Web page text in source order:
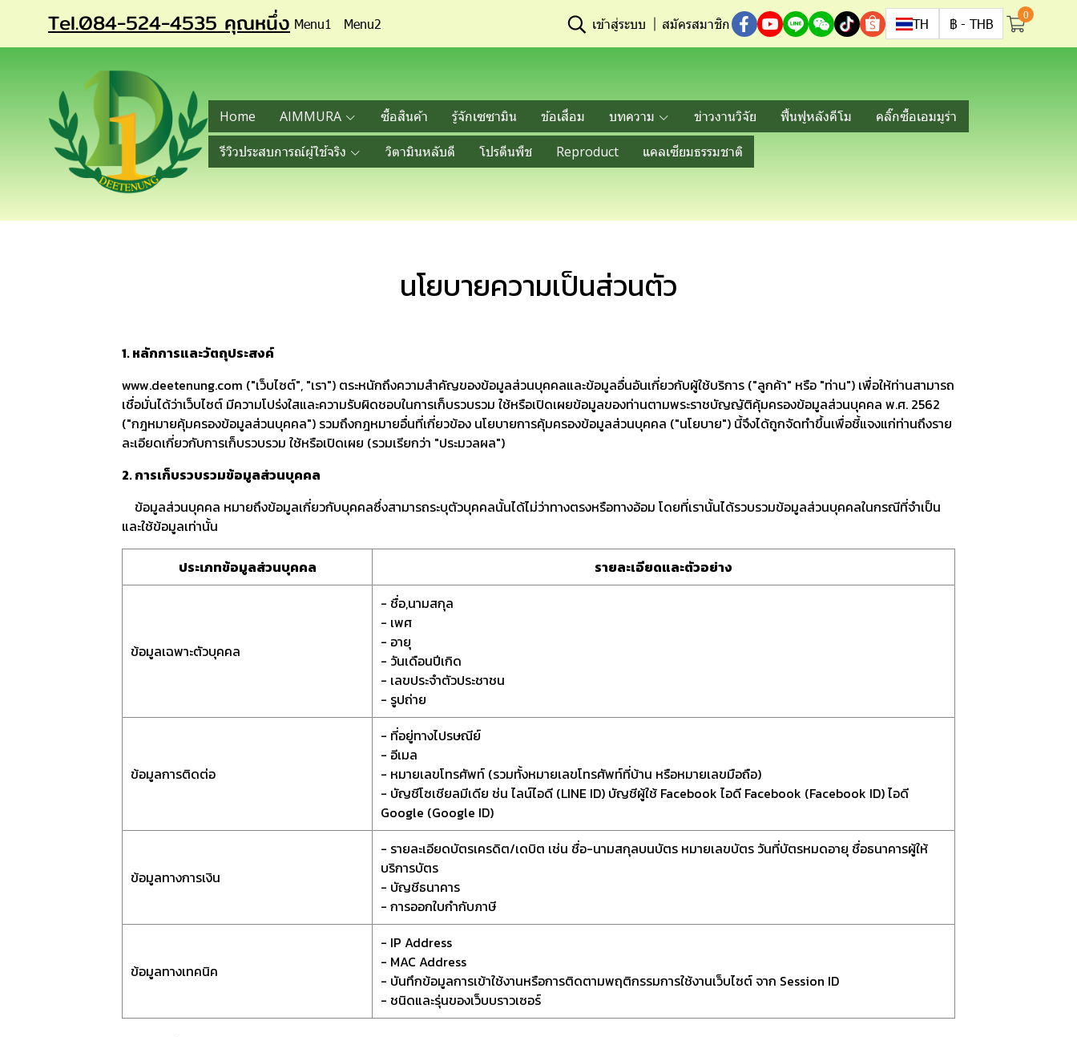
Tel.084-524-4535 คุณหนึ่ง Menu1 Menu2 เข้าสู่ระบบ สมัครสมาชิก TH ฿ - THB
0
Home AIMMURA ซื้อสินค้า รู้จักเซซามิน ข้อเสื่อม บทความ ข่าวงานวิจัย ฟื้นฟูหลังคีโม
คลิ๊กซื้อเอมมูร่า
รีวิวประสบการณ์ผู้ใช้จริง
วิตามินหลับดี โปรตีนพืช Reproduct แคลเซียมธรรมชาติ
นโยบายความเป็นส่วนตัว
1. หลักการและวัตถุประสงค์
www.deetenung.com ("เว็บไซต์", "เรา") ตระหนักถึงความสำคัญของข้อมูลส่วนบุคคลและข้อมูลอื่นอันเกี่ยวกับผู้ใช้บริการ ("ลูกค้า" หรือ "ท่าน") เพื่อให้ท่านสามารถ
เชื่อมั่นได้ว่าเว็บไซต์ มีความโปร่งใสและความรับผิดชอบในการเก็บรวบรวม ใช้หรือเปิดเผยข้อมูลของท่านตามพระราชบัญญัติคุ้มครองข้อมูลส่วนบุคคล พ.ศ. 2562
("กฎหมายคุ้มครองข้อมูลส่วนบุคคล") รวมถึงกฎหมายอื่นที่เกี่ยวข้อง นโยบายการคุ้มครองข้อมูลส่วนบุคคล ("นโยบาย") นี้จึงได้ถูกจัดทำขึ้นเพื่อชี้แจงแก่ท่านถึงราย
ละเอียดเกี่ยวกับการเก็บรวบรวม ใช้หรือเปิดเผย (รวมเรียกว่า "ประมวลผล")
2. การเก็บรวบรวมข้อมูลส่วนบุคคล
ข้อมูลส่วนบุคคล หมายถึงข้อมูลเกี่ยวกับบุคคลซึ่งสามารถระบุตัวบุคคลนั้นได้ไม่ว่าทางตรงหรือทางอ้อม โดยที่เรานั้นได้รวบรวมข้อมูลส่วนบุคคลในกรณีที่จำเป็น
และใช้ข้อมูลเท่านั้น
ประเภทข้อมูลส่วนบุคคล รายละเอียดและตัวอย่าง
ข้อมูลเฉพาะตัวบุคคล
- ชื่อ,นามสกุล
- เพศ
- อายุ
- วันเดือนปีเกิด
- เลขประจำตัวประชาชน
- รูปถ่าย
ข้อมูลการติดต่อ
- ที่อยู่ทางไปรษณีย์
- อีเมล
- หมายเลขโทรศัพท์ (รวมทั้งหมายเลขโทรศัพท์ที่บ้าน หรือหมายเลขมือถือ)
- บัญชีโซเชียลมีเดีย ช่น ไลน์ไอดี (LINE ID) บัญชีผู้ใช้ Facebook ไอดี Facebook (Facebook ID) ไอดี
Google (Google ID)
ข้อมูลทางการเงิน
- รายละเอียดบัตรเครดิต/เดบิต เช่น ชื่อ-นามสกุลบนบัตร หมายเลขบัตร วันที่บัตรหมดอายุ ชื่อธนาคารผู้ให้
บริการบัตร
- บัญชีธนาคาร
- การออกใบกำกับภาษี
ข้อมูลทางเทคนิค
- IP Address
- MAC Address
- บันทึกข้อมูลการเข้าใช้งานหรือการติดตามพฤติกรรมการใช้งานเว็บไซต์ จาก Session ID
- ชนิดและรุ่นของเว็บบราวเซอร์